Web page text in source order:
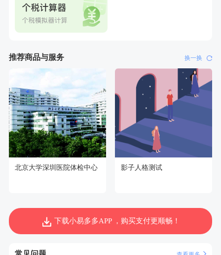
推荐商品与服务 换一换
北京大学深圳医院体检中心 影子人格测试
下载小易多多APP ，购买支付更顺畅！